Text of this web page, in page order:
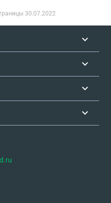
30.07.2022